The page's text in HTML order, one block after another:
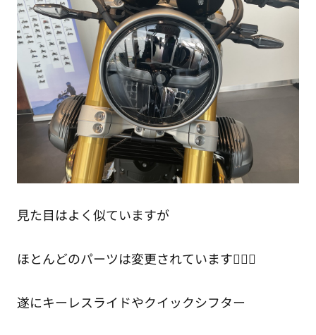
見た目はよく似ていますが
ほとんどのパーツは変更されています🙆🏻‍♂️
遂にキーレスライドやクイックシフター